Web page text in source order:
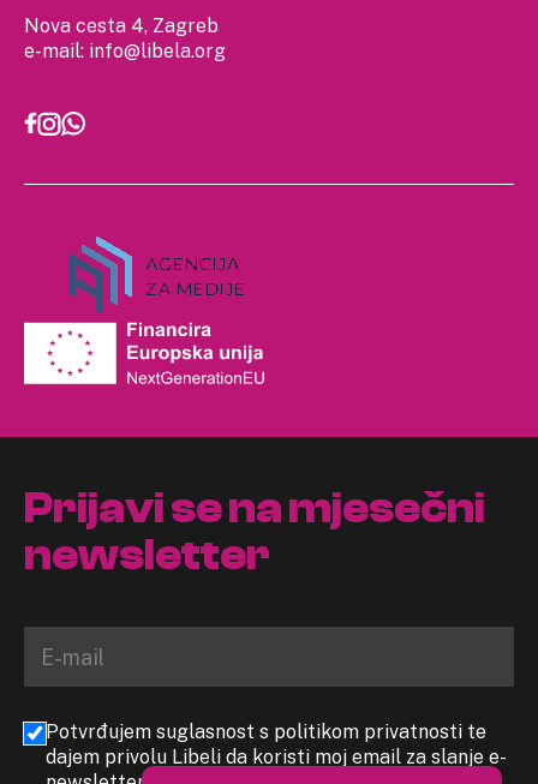
Nova cesta 4, Zagreb
e-mail: info@libela.org
Prijavi se na mjesečni
newsletter
Potvrđujem suglasnost s politikom privatnosti te
dajem privolu Libeli da koristi moj email za slanje e-